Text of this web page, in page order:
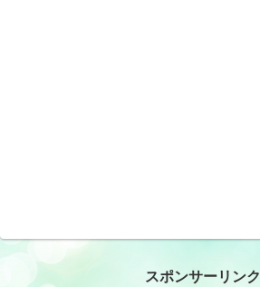
スポンサーリンク